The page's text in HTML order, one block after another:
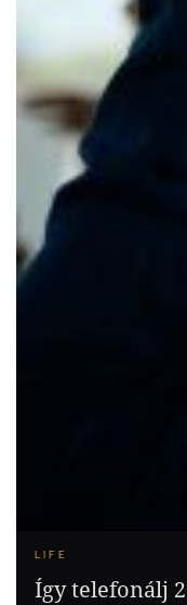
LIFE
Így telefonálj